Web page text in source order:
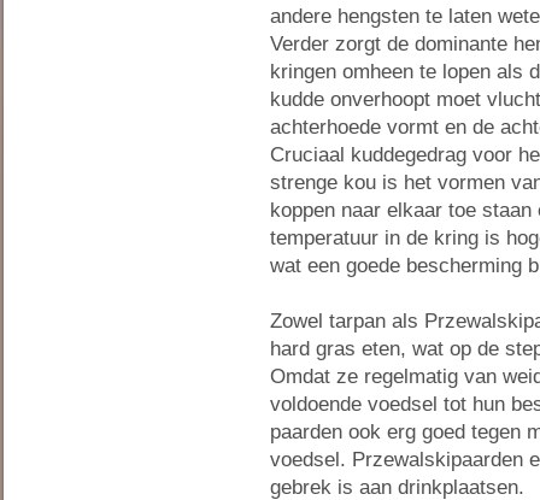
andere hengsten te laten
Verder zorgt de dominante
kringen omheen te lopen als
kudde onverhoopt moet
achterhoede vormt en de
Cruciaal kuddegedrag voor
strenge kou is het vormen
koppen naar elkaar toe
temperatuur in de kring is
wat een goede bescherming
Zowel tarpan als
hard gras eten, wat op de
Omdat ze regelmatig van
voldoende voedsel tot hun
paarden ook erg goed tegen
voedsel. Przewalskipaarden
gebrek is aan drinkplaatsen.